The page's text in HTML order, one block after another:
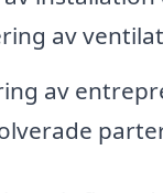
av
av